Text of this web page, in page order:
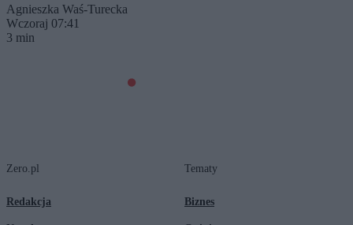
Agnieszka Waś-Turecka
Wczoraj 07:41
3 min
Zero.pl
Redakcja
Tematy
Biznes